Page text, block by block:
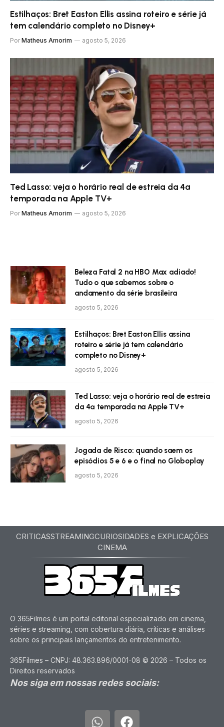
Estilhaços: Bret Easton Ellis assina roteiro e série já
tem calendário completo no Disney+
Por Matheus Amorim agosto 5, 2026
Ted Lasso: veja o horário real de estreia da 4ª
temporada na Apple TV+
Por Matheus Amorim agosto 5, 2026
Beleza Fatal 2 na HBO Max adiado!
Tudo o que sabemos sobre o
andamento da série brasileira
agosto 5, 2026
Estilhaços: Bret Easton Ellis assina
roteiro e série já tem calendário
completo no Disney+
agosto 5, 2026
Ted Lasso: veja o horário real de estreia
da 4ª temporada na Apple TV+
agosto 5, 2026
Jogada de Risco: quando saem os
episódios 5 e 6 e o final no Globoplay
agosto 5, 2026
CRITICASSTREAMINGCURIOSIDADES e EXPLICAÇÕES
CINEMA
O 365Filmes é um portal editorial especializado em cinema,
séries e streaming, com cobertura diária, críticas e análises
sobre os principais lançamentos do entretenimento.
365Filmes – CNPJ: 48.363.896/0001-08 © 2026 – Todos os
Direitos reservados
Nos siga em nossas redes sociais: